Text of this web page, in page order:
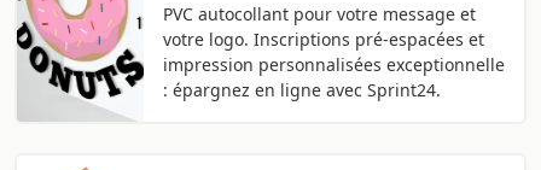
PVC autocollant pour votre message et
votre logo. Inscriptions pré-espacées et
impression personnalisées exceptionnelle
: épargnez en ligne avec Sprint24.